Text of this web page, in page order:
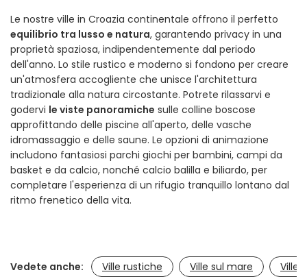
Le nostre ville in Croazia continentale offrono il perfetto
equilibrio tra lusso e natura, garantendo privacy in una
proprietà spaziosa, indipendentemente dal periodo
dell'anno. Lo stile rustico e moderno si fondono per creare
un'atmosfera accogliente che unisce l'architettura
tradizionale alla natura circostante. Potrete rilassarvi e
godervi le viste panoramiche sulle colline boscose
approfittando delle piscine all'aperto, delle vasche
idromassaggio e delle saune. Le opzioni di animazione
includono fantasiosi parchi giochi per bambini, campi da
basket e da calcio, nonché calcio balilla e biliardo, per
completare l'esperienza di un rifugio tranquillo lontano dal
ritmo frenetico della vita.
Vedete anche: Ville rustiche Ville sul mare Ville